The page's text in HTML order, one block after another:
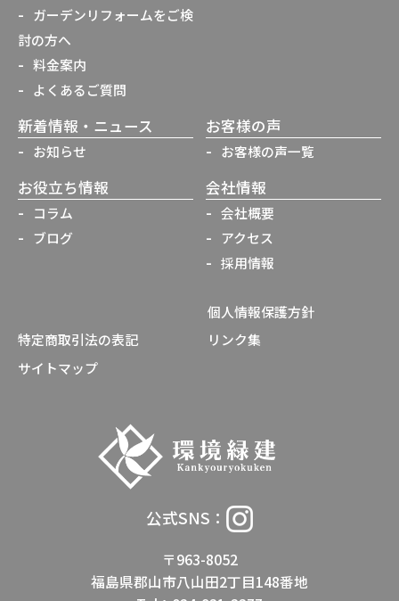
公式SNS：
〒963-8052
福島県郡山市八山田2丁目148番地
個人情報保護方針
特定商取引法の表記
リンク集
サイトマップ
ガーデンリフォームをご検
討の方へ
料金案内
よくあるご質問
新着情報・ニュース
お知らせ
お客様の声
お客様の声一覧
お役立ち情報
コラム
ブログ
会社情報
会社概要
アクセス
採用情報